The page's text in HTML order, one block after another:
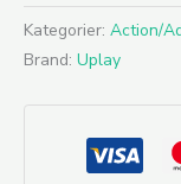
Kategorier: Action/
Brand: Uplay